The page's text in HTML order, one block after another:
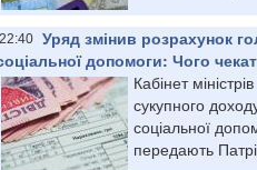
22:40 Уряд змінив розрахунок
допомоги: Чого
Кабінет
сукупного
соціальної
передають